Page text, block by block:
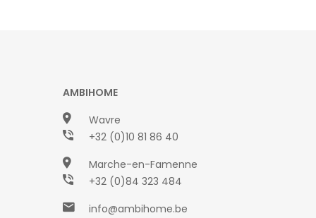
AMBIHOME
Wavre
+32 (0)10 81 86 40
Marche-en-Famenne
+32 (0)84 323 484
info@ambihome.be